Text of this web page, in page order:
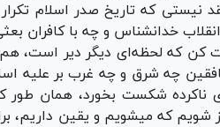
نیستی که تاریخ صدر اسلام
خدانشناس و چه با کافران
کن که لحظه‌ای دیگر دیر است، هم
چه شرق و چه غرب بر علیه
ناکرده شکست بخورد، همان طور
شویم که میشویم و یقین داریم،